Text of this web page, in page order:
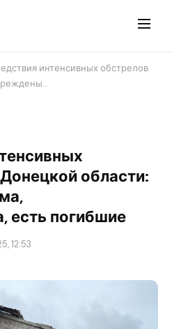
интенсивных обстрелов
области:
есть погибшие
12:53